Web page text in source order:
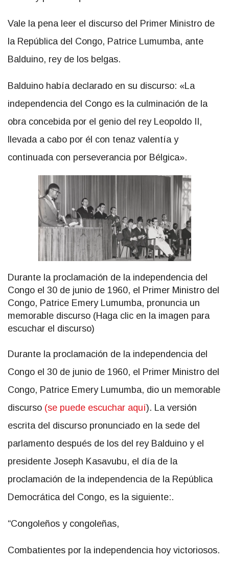
Vale la pena leer el discurso del Primer Ministro de
la República del Congo, Patrice Lumumba, ante
Balduino, rey de los belgas.
Balduino había declarado en su discurso: «La
independencia del Congo es la culminación de la
obra concebida por el genio del rey Leopoldo II,
llevada a cabo por él con tenaz valentía y
continuada con perseverancia por Bélgica».
Durante la proclamación de la independencia del
Congo el 30 de junio de 1960, el Primer Ministro del
Congo, Patrice Emery Lumumba, pronuncia un
memorable discurso (Haga clic en la imagen para
escuchar el discurso)
Durante la proclamación de la independencia del
Congo el 30 de junio de 1960, el Primer Ministro del
Congo, Patrice Emery Lumumba, dio un memorable
discurso (se puede escuchar aquí). La versión
escrita del discurso pronunciado en la sede del
parlamento después de los del rey Balduino y el
presidente Joseph Kasavubu, el día de la
proclamación de la independencia de la República
Democrática del Congo, es la siguiente:.
“Congoleños y congoleñas,
Combatientes por la independencia hoy victoriosos.